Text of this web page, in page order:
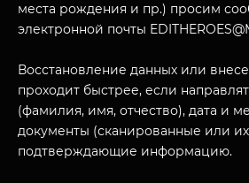
МУЗЕЙНЫЙ
места рождения и пр.) просим
электронной почты
Восстановление данных или
проходит быстрее, если
(фамилия, имя, отчество), дата и
документы (сканированные или
подтверждающие информацию.